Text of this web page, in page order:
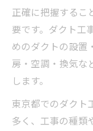
正確に把握するこ
要です。ダクト工
めのダクトの設置
房・空調・換気な
します。
東京都でのダクト
多く、工事の種類